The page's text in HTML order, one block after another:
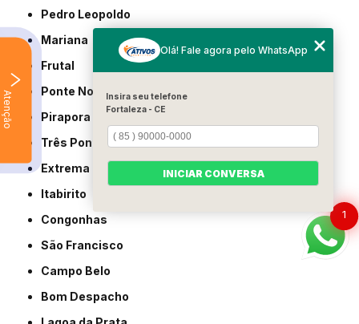
Pedro Leopoldo
Mariana
Frutal
Ponte Nova
Pirapora
Três Pontas
Extrema
Itabirito
Congonhas
São Francisco
Campo Belo
Bom Despacho
Atenção
1
Olá! Fale agora pelo WhatsApp
Insira seu telefone
Fortaleza - CE
INICIAR CONVERSA